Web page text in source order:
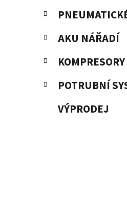
AKU NÁŘADÍ
KOMPRESORY
POTRUBNÍ
VÝPRODEJ